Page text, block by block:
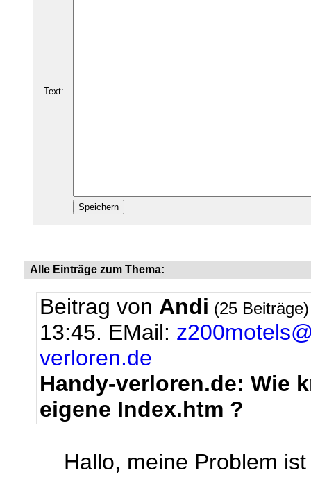
Text:
Alle Einträge zum Thema:
Beitrag von Andi (25
13:45. EMail:
verloren.de
Handy-verloren.de: Wie
eigene Index.htm ?
Hallo, meine Problem